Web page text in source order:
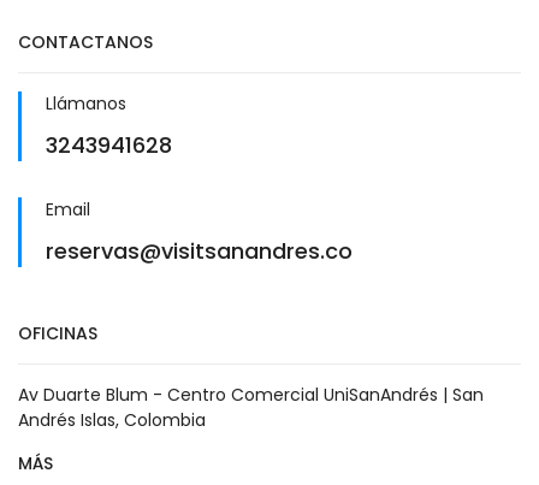
CONTACTANOS
Llámanos
3243941628
Email
reservas@visitsanandres.co
OFICINAS
Av Duarte Blum - Centro Comercial UniSanAndrés | San
Andrés Islas, Colombia
MÁS